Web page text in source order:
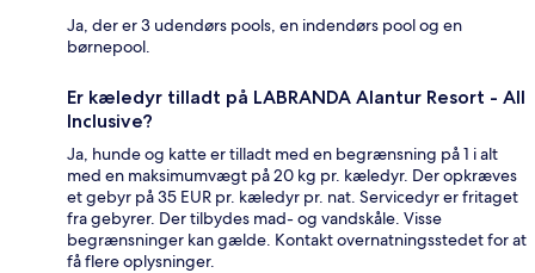
Ja, der er 3 udendørs pools, en indendørs pool og en
børnepool.
Er kæledyr tilladt på LABRANDA Alantur Resort - All
Inclusive?
Ja, hunde og katte er tilladt med en begrænsning på 1 i alt
med en maksimumvægt på 20 kg pr. kæledyr. Der opkræves
et gebyr på 35 EUR pr. kæledyr pr. nat. Servicedyr er fritaget
fra gebyrer. Der tilbydes mad- og vandskåle. Visse
begrænsninger kan gælde. Kontakt overnatningsstedet for at
få flere oplysninger.